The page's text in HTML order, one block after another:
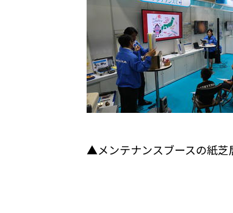
▲メンテナンスブースの紙芝